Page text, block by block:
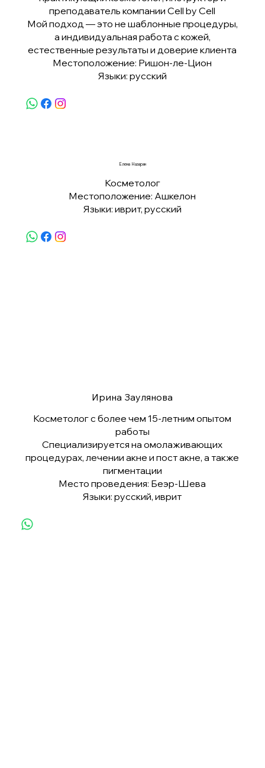
преподаватель компании Cell by Cell
Мой подход — это не шаблонные процедуры,
а индивидуальная работа с кожей,
естественные результаты и доверие клиента
Местоположение: Ришон-ле-Цион
Языки: русский
Елена Назарян
Косметолог
Местоположение: Ашкелон
Языки: иврит, русский
Ирина Заулянова
Косметолог с более чем 15-летним опытом
работы
Специализируется на омолаживающих
процедурах, лечении акне и пост акне, а также
пигментации
Место проведения: Беэр-Шева
Языки: русский, иврит